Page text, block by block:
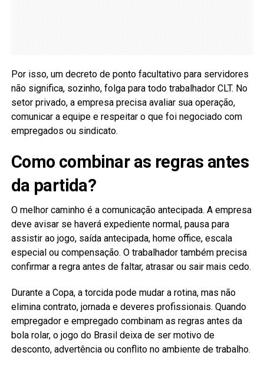
Por isso, um decreto de ponto facultativo para servidores
não significa, sozinho, folga para todo trabalhador CLT. No
setor privado, a empresa precisa avaliar sua operação,
comunicar a equipe e respeitar o que foi negociado com
empregados ou sindicato.
Como combinar as regras antes
da partida?
O melhor caminho é a comunicação antecipada. A empresa
deve avisar se haverá expediente normal, pausa para
assistir ao jogo, saída antecipada, home office, escala
especial ou compensação. O trabalhador também precisa
confirmar a regra antes de faltar, atrasar ou sair mais cedo.
Durante a Copa, a torcida pode mudar a rotina, mas não
elimina contrato, jornada e deveres profissionais. Quando
empregador e empregado combinam as regras antes da
bola rolar, o jogo do Brasil deixa de ser motivo de
desconto, advertência ou conflito no ambiente de trabalho.